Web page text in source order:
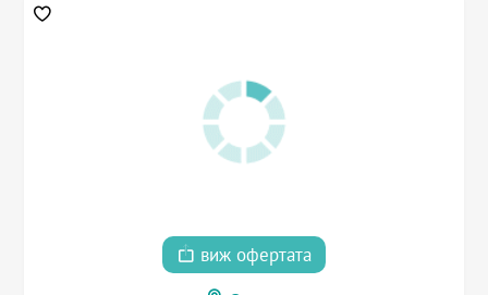
виж офертата